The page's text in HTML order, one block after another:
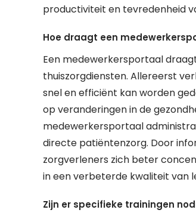
productiviteit en tevredenheid
Hoe draagt een
Een medewerkersportaal
thuiszorgdiensten. Allereerst
snel en efficiënt kan worden
op veranderingen in de
medewerkersportaal
directe patiëntenzorg. Door
zorgverleners zich beter
in een verbeterde kwaliteit van
Zijn er specifieke trainingen